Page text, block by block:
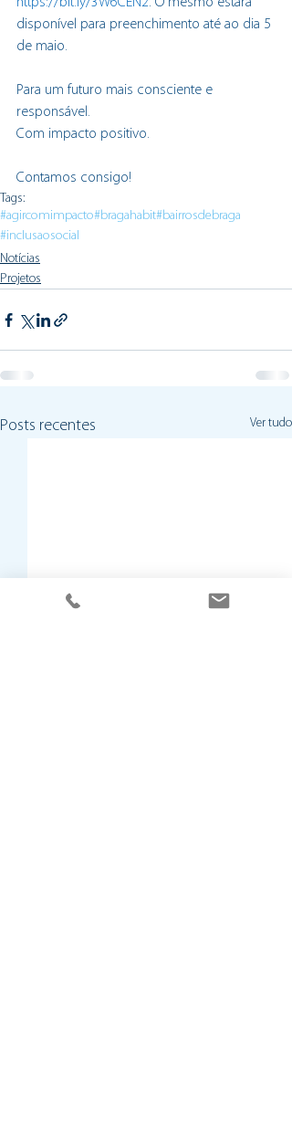
disponível para preenchimento até ao dia 5
de maio.
Para um futuro mais consciente e
responsável.
Com impacto positivo.
Contamos consigo!
Tags:
#agircomimpacto#bragahabit#bairrosdebraga
#inclusaosocial
Notícias
Projetos
Posts recentes Ver tudo